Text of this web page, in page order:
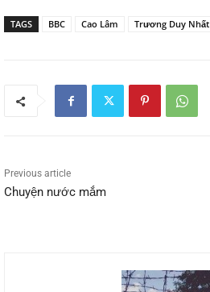
TAGS BBC Cao Lâm Trương Duy Nhất
Previous article
Chuyện nước mắm